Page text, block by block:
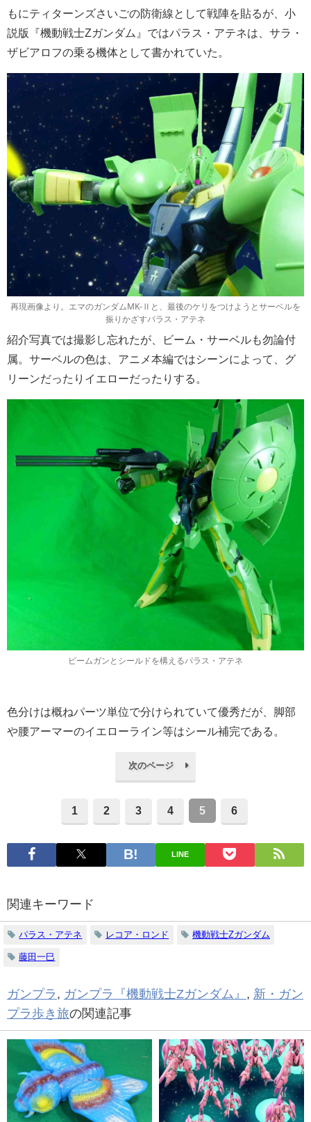
もにティターンズさいごの防衛線として戦陣を貼るが、小
説版『機動戦士Zガンダム』ではパラス・アテネは、サラ・
ザビアロフの乗る機体として書かれていた。
再現画像より。エマのガンダムMK-Ⅱと、最後のケリをつけようとサーベルを
振りかざすパラス・アテネ
紹介写真では撮影し忘れたが、ビーム・サーベルも勿論付
属。サーベルの色は、アニメ本編ではシーンによって、グ
リーンだったりイエローだったりする。
ビームガンとシールドを構えるパラス・アテネ
色分けは概ねパーツ単位で分けられていて優秀だが、脚部
や腰アーマーのイエローライン等はシール補完である。
次のページ
1 2 3 4 5 6
LINE
関連キーワード
パラス・アテネ レコア・ロンド 機動戦士Zガンダム
藤田一巳
ガンプラ , ガンプラ『機動戦士Zガンダム』 , 新・ガン
プラ歩き旅の関連記事